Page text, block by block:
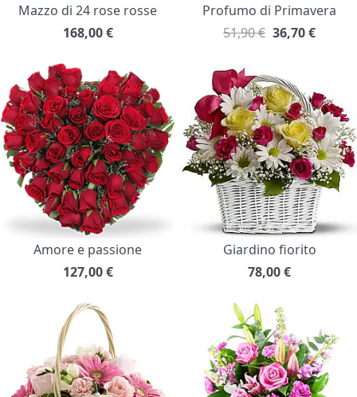
Mazzo di 24 rose rosse
168,00 €
Profumo di Primavera
51,90 € 36,70€
Amore e passione
127,00 €
Giardino fiorito
78,00€